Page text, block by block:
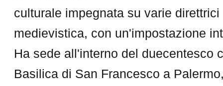
culturale impegnata su varie
medievistica, con un'impostazione
Ha sede all'interno del duecentesco
Basilica di San Francesco a